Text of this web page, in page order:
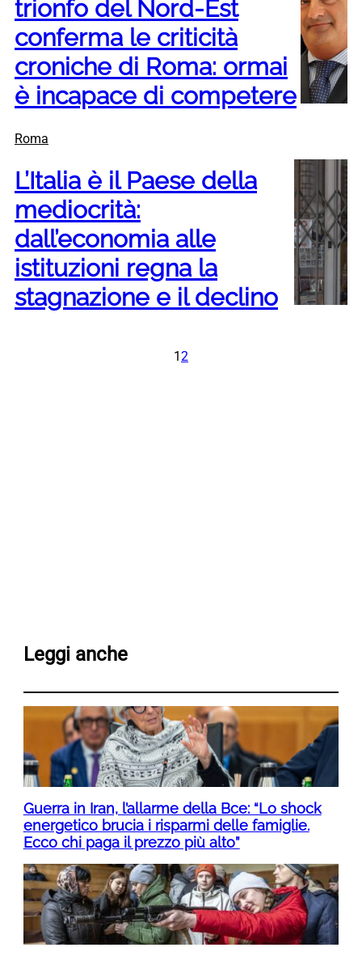
trionfo del Nord-Est
conferma le criticità
croniche di Roma: ormai
è incapace di competere
Roma
L’Italia è il Paese della
mediocrità:
dall’economia alle
istituzioni regna la
stagnazione e il declino
12
Leggi anche
Guerra in Iran, l’allarme della Bce: “Lo shock
energetico brucia i risparmi delle famiglie.
Ecco chi paga il prezzo più alto”